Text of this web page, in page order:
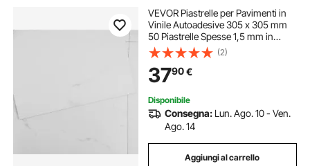
VEVOR Piastrelle per Pavimenti in
Vinile Autoadesive 305 x 305 mm
50 Piastrelle Spesse 1,5 mm in
Vinile Effetto Marmo Bianco per
Sala da Pranzo, Camere da Letto e
Bagni, Facile per Decorare la Casa
(2)
3790€
Disponibile
Consegna: Lun. Ago. 10 - Ven.
Ago. 14
Aggiungi al carrello